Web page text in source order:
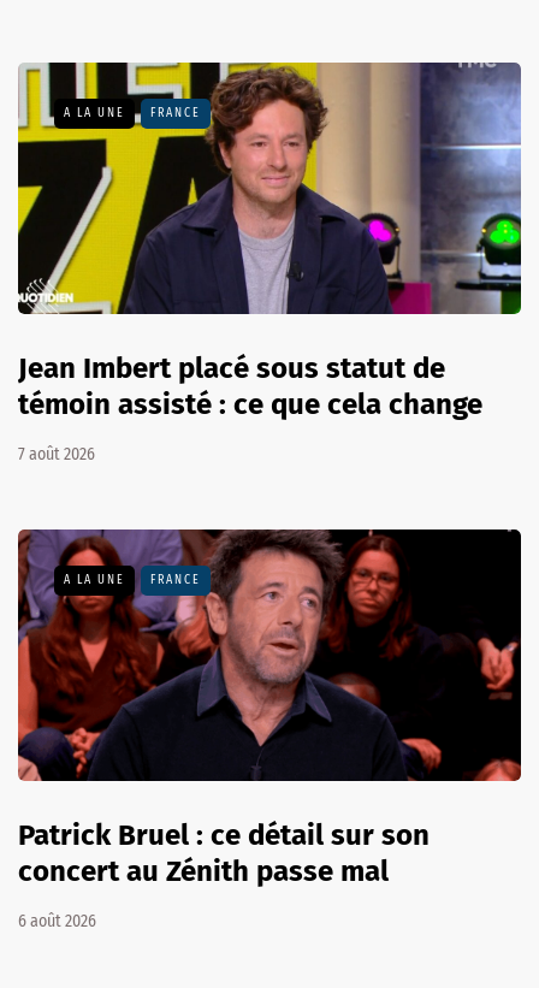
A LA UNE FRANCE
Jean Imbert placé sous statut de
témoin assisté : ce que cela change
7 août 2026
A LA UNE FRANCE
Patrick Bruel : ce détail sur son
concert au Zénith passe mal
6 août 2026